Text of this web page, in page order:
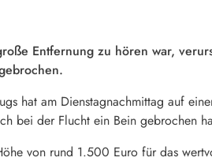
Entfernung zu hören war,
hat am Dienstagnachmittag auf
bei der Flucht ein Bein gebrochen
von rund 1.500 Euro für das